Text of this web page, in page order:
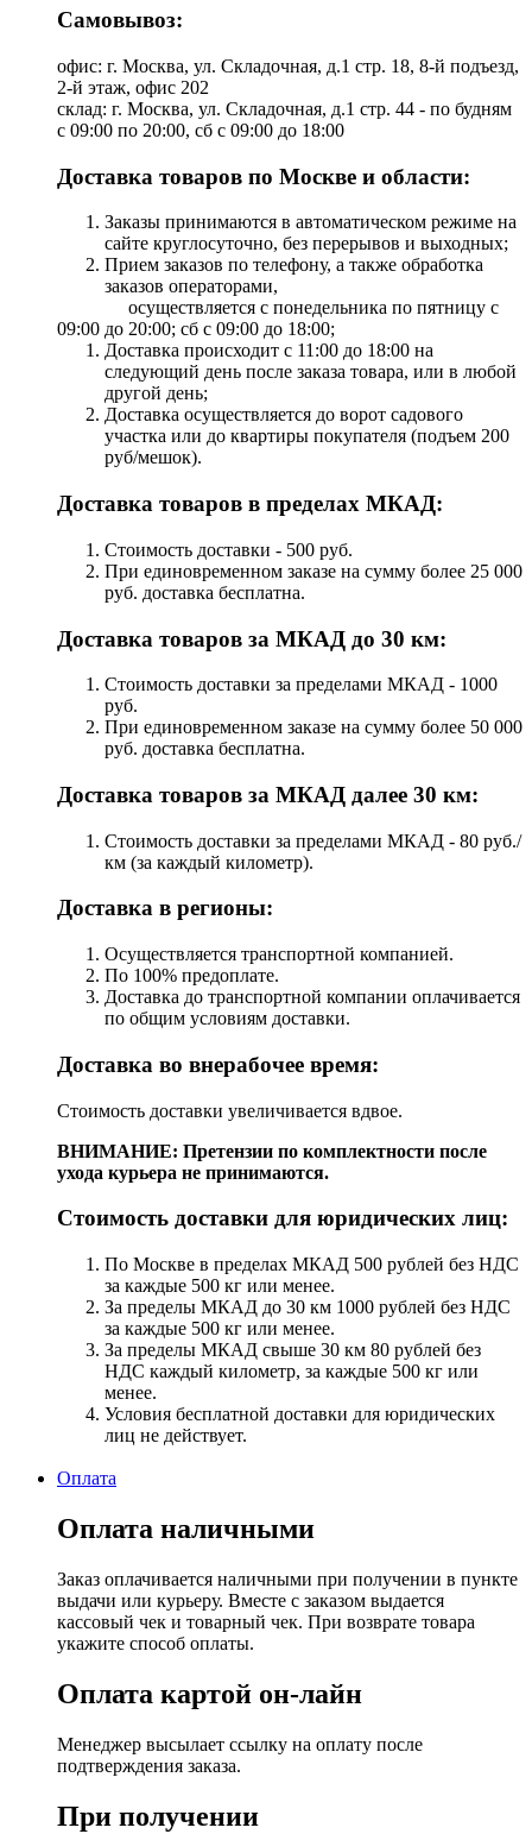
Самовывоз:
офис: г. Москва, ул. Складочная, д.1 стр. 18, 8-й подъезд,
2-й этаж, офис 202
склад: г. Москва, ул. Складочная, д.1 стр. 44 - по будням
с 09:00 по 20:00, сб с 09:00 до 18:00
Доставка товаров по Москве и области:
Заказы принимаются в автоматическом режиме на
сайте круглосуточно, без перерывов и выходных;
Прием заказов по телефону, а также обработка
заказов операторами,
осуществляется с понедельника по пятницу с
09:00 до 20:00; сб с 09:00 до 18:00;
Доставка происходит с 11:00 до 18:00 на
следующий день после заказа товара, или в любой
другой день;
Доставка осуществляется до ворот садового
участка или до квартиры покупателя (подъем 200
руб/мешок).
Доставка товаров в пределах МКАД:
Стоимость доставки - 500 руб.
При единовременном заказе на сумму более 25 000
руб. доставка бесплатна.
Доставка товаров за МКАД до 30 км:
Стоимость доставки за пределами МКАД - 1000
руб.
При единовременном заказе на сумму более 50 000
руб. доставка бесплатна.
Доставка товаров за МКАД далее 30 км:
Стоимость доставки за пределами МКАД - 80 руб./
км (за каждый километр).
Доставка в регионы:
Осуществляется транспортной компанией.
По 100% предоплате.
Доставка до транспортной компании оплачивается
по общим условиям доставки.
Доставка во внерабочее время:
Стоимость доставки увеличивается вдвое.
ВНИМАНИЕ: Претензии по комплектности после
ухода курьера не принимаются.
Стоимость доставки для юридических лиц:
По Москве в пределах МКАД 500 рублей без НДС
за каждые 500 кг или менее.
За пределы МКАД до 30 км 1000 рублей без НДС
за каждые 500 кг или менее.
За пределы МКАД свыше 30 км 80 рублей без
НДС каждый километр, за каждые 500 кг или
менее.
Условия бесплатной доставки для юридических
лиц не действует.
Оплата
Оплата наличными
Заказ оплачивается наличными при получении в пункте
выдачи или курьеру. Вместе с заказом выдается
кассовый чек и товарный чек. При возврате товара
укажите способ оплаты.
Оплата картой он-лайн
Менеджер высылает ссылку на оплату после
подтверждения заказа.
При получении